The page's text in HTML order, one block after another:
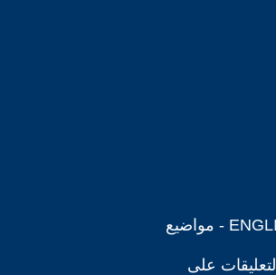
ENGLISH - مواضيع
التعليقات على